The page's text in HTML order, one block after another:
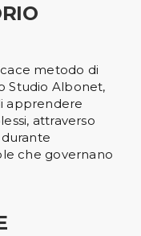
metodo di
Studio Albonet,
apprendere
attraverso
che governano